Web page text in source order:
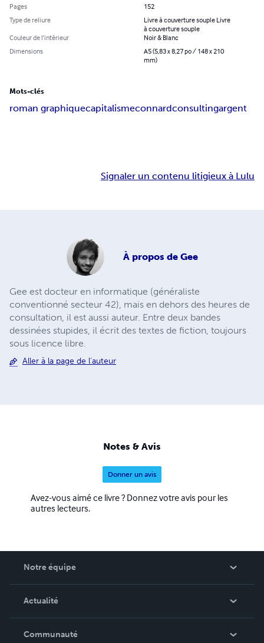
Pages
152
Type de reliure
Livre à couverture souple Livre
à couverture souple
Couleur de l’intérieur
Noir & Blanc
Dimensions
A5 (5,83 x 8,27 po / 148 x 210
mm)
Mots-clés
roman graphiquecapitalismeconnardconsultingargent
Signaler un contenu litigieux à Lulu
À propos de Gee
Gee est docteur en informatique (généraliste
conventionné secteur 42), mais en dehors des heures de
consultation, il est aussi auteur. Entre deux bandes
dessinées stupides, il écrit des textes de fiction, toujours
sous licence libre.
Aller à la page de l'auteur
Notes & Avis
Donner un avis
Avez-vous aimé ce livre ? Donnez votre avis pour les
autres lecteurs.
Notre équipe
Qui sommes-nous ?
Actualité
Dans l'actualité
Communauté